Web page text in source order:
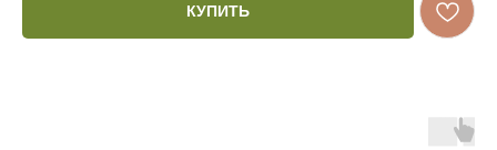
КУПИТЬ